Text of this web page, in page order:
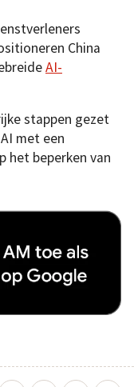
China
AI-
stappen gezet
met een
het beperken van